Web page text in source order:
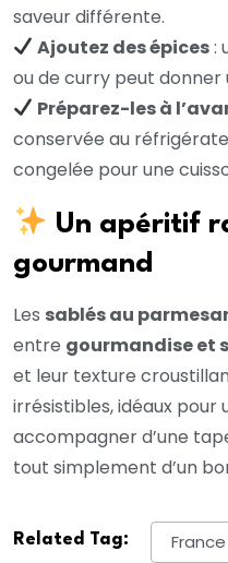
saveur différente.
Ajoutez des épices:
ou de curry peut donner
Préparez-les à
conservée au
congelée pour une
Un apéritif
gourmand
Les sablés au
entre gourmandise et
et leur texture
irrésistibles, idéaux pour
accompagner d’une
tout simplement d’un
Related Tag: France